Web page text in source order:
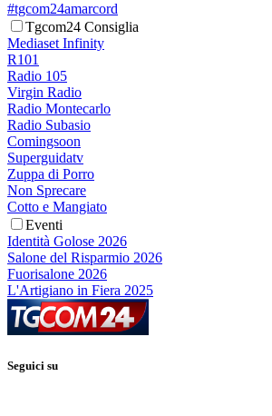
#tgcom24amarcord
Tgcom24 Consiglia
Mediaset Infinity
R101
Radio 105
Virgin Radio
Radio Montecarlo
Radio Subasio
Comingsoon
Superguidatv
Zuppa di Porro
Non Sprecare
Cotto e Mangiato
Eventi
Identità Golose 2026
Salone del Risparmio 2026
Fuorisalone 2026
L'Artigiano in Fiera 2025
Seguici su